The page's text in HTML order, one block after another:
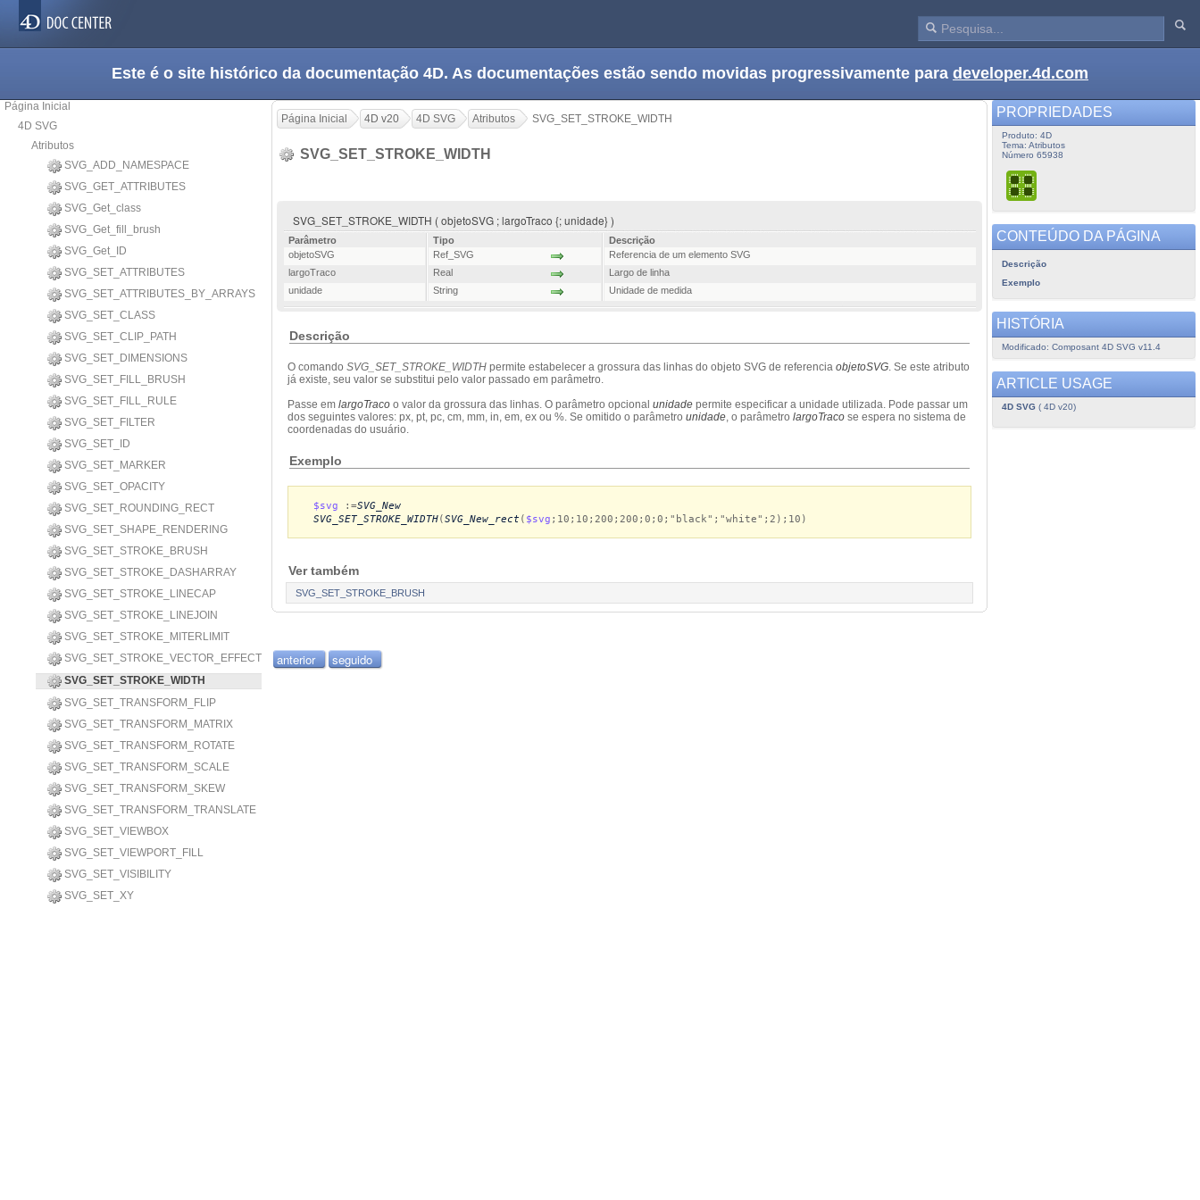
Este é o site histórico da documentação 4D. As documentações estão sendo movidas progressivamente para developer.4d.com
Página Inicial
4D SVG
Atributos
SVG_ADD_NAMESPACE
SVG_GET_ATTRIBUTES
SVG_Get_class
SVG_Get_fill_brush
SVG_Get_ID
SVG_SET_ATTRIBUTES
SVG_SET_ATTRIBUTES_BY_ARRAYS
SVG_SET_CLASS
SVG_SET_CLIP_PATH
SVG_SET_DIMENSIONS
SVG_SET_FILL_BRUSH
SVG_SET_FILL_RULE
SVG_SET_FILTER
SVG_SET_ID
SVG_SET_MARKER
SVG_SET_OPACITY
SVG_SET_ROUNDING_RECT
SVG_SET_SHAPE_RENDERING
SVG_SET_STROKE_BRUSH
SVG_SET_STROKE_DASHARRAY
SVG_SET_STROKE_LINECAP
SVG_SET_STROKE_LINEJOIN
SVG_SET_STROKE_MITERLIMIT
SVG_SET_STROKE_VECTOR_EFFECT
SVG_SET_STROKE_WIDTH
SVG_SET_TRANSFORM_FLIP
SVG_SET_TRANSFORM_MATRIX
SVG_SET_TRANSFORM_ROTATE
SVG_SET_TRANSFORM_SCALE
SVG_SET_TRANSFORM_SKEW
SVG_SET_TRANSFORM_TRANSLATE
SVG_SET_VIEWBOX
SVG_SET_VIEWPORT_FILL
SVG_SET_VISIBILITY
SVG_SET_XY
Página Inicial 4D v20 4D SVG Atributos SVG_SET_STROKE_WIDTH
SVG_SET_STROKE_WIDTH
SVG_SET_STROKE_WIDTH ( objetoSVG ; largoTraco {; unidade} )
Parâmetro Tipo
Descrição
objetoSVG
Ref_SVG
Referencia de um elemento SVG
largoTraco
Real
Largo de linha
unidade
String Unidade de medida
Descrição
O comando SVG_SET_STROKE_WIDTH permite estabelecer a grossura das linhas do objeto SVG de referencia objetoSVG. Se este atributo
já existe, seu valor se substitui pelo valor passado em parâmetro.
Passe em largoTraco o valor da grossura das linhas. O parâmetro opcional unidade permite especificar a unidade utilizada. Pode passar um
dos seguintes valores: px, pt, pc, cm, mm, in, em, ex ou %. Se omitido o parâmetro unidade, o parâmetro largoTraco se espera no sistema de
coordenadas do usuário.
Exemplo
$svg :=SVG_New
SVG_SET_STROKE_WIDTH(SVG_New_rect ( $svg ;10;10;200;200;0;0;"black";"white";2);10)
Ver também
SVG_SET_STROKE_BRUSH
anterior seguido
PROPRIEDADES
Produto: 4D
Tema: Atributos
Número 65938
CONTEÚDO DA PÁGINA
Descrição
Exemplo
HISTÓRIA
Modificado: Composant 4D SVG v11.4
ARTICLE USAGE
4D SVG( 4D v20)